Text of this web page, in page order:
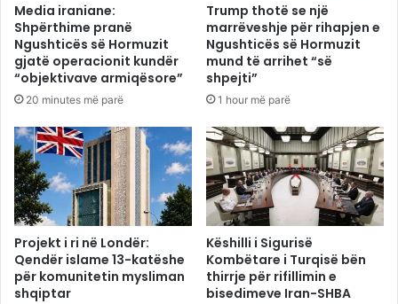
Media iraniane:
Shpërthime pranë
Ngushticës së Hormuzit
gjatë operacionit kundër
“objektivave armiqësore”
20 minutes më parë
Trump thotë se një
marrëveshje për rihapjen e
Ngushticës së Hormuzit
mund të arrihet “së
shpejti”
1 hour më parë
Projekt i ri në Londër:
Qendër islame 13-katëshe
për komunitetin mysliman
shqiptar
Këshilli i Sigurisë
Kombëtare i Turqisë bën
thirrje për rifillimin e
bisedimeve Iran-SHBA